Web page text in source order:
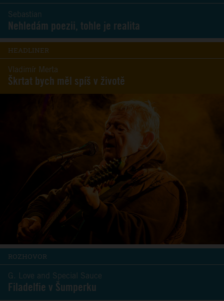
Sebastian
Nehledám poezii, tohle je realita
HEADLINER
Vladimír Merta
Škrtat bych měl spíš v životě
ROZHOVOR
G. Love and Special Sauce
Filadelfie v Šumperku